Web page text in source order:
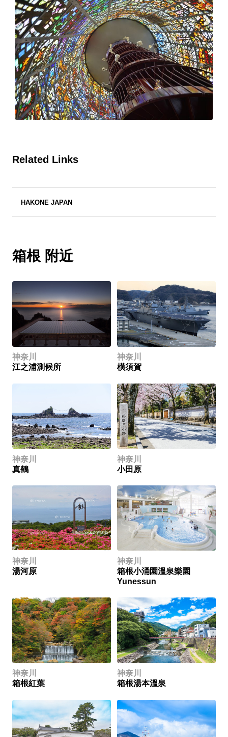
Related Links
HAKONE JAPAN
箱根 附近
神奈川
江之浦測候所
神奈川
橫須賀
神奈川
真鶴
神奈川
小田原
神奈川
湯河原
神奈川
箱根小涌園溫泉樂園
Yunessun
神奈川
箱根紅葉
神奈川
箱根湯本溫泉